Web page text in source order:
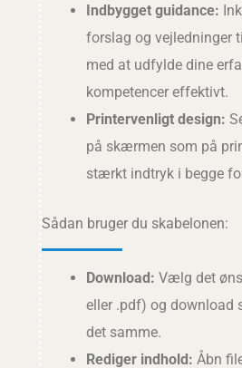
Indbygget guidance:
forslag og vejledninger
med at udfylde dine
kompetencer effektivt.
Printervenligt design:
på skærmen som på
stærkt indtryk i begge
Sådan bruger du skabelonen:
Download: Vælg det
eller .pdf) og download
det samme.
Rediger indhold: Åbn